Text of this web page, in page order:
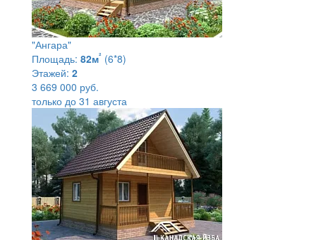
"Ангара"
Площадь: 82м² (6*8)
Этажей: 2
3 669 000 руб.
только до 31 августа